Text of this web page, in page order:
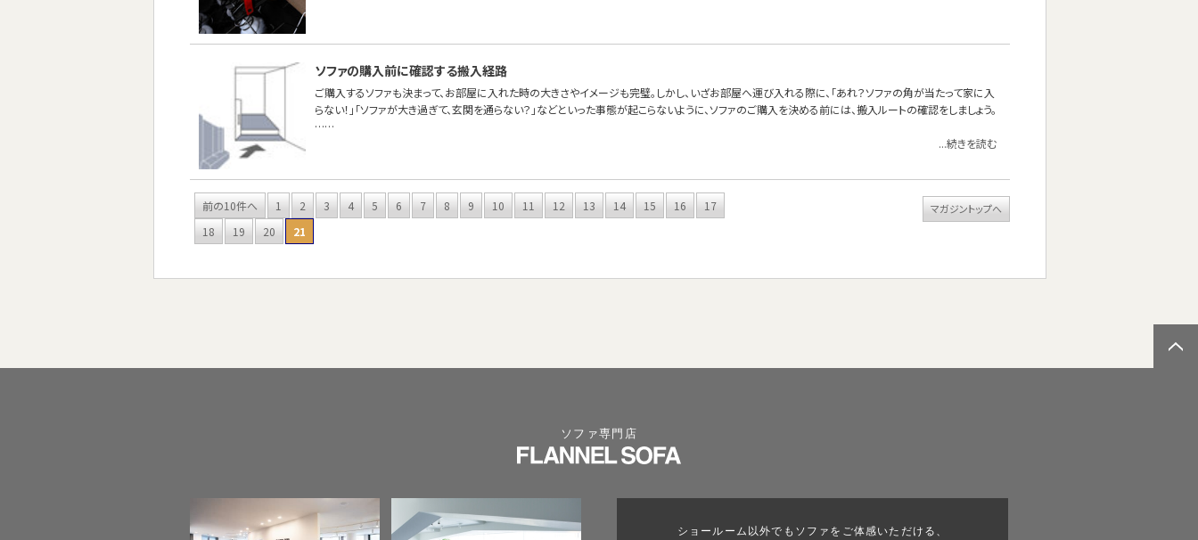
ソファの購入前に確認する搬入経路
ご購入するソファも決まって、お部屋に入れた時の大きさやイメージも完璧。しかし、いざお部屋へ運び入れる際に、「あれ？ソファの角が当たって家に入
らない！」「ソファが大き過ぎて、玄関を通らない？」などといった事態が起こらないように、ソファのご購入を決める前には、搬入ルートの確認をしましょう。
……
...続きを読む
前の10件へ 1 2 3 4 5 6 7 8 9 10 11 12 13 14 15 16
17
18
19 20 21
マガジントップへ
ソファ専門店
ショールーム以外でもソファをご体感いただける、